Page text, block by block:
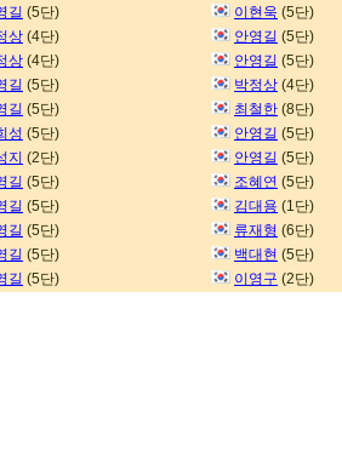
길 (5단) 이현욱 (5단)
상 (4단) 안영길 (5단)
상 (4단) 안영길 (5단)
길 (5단) 박정상 (4단)
길 (5단) 최철한 (8단)
성 (5단) 안영길 (5단)
지 (2단) 안영길 (5단)
길 (5단) 조혜연 (5단)
길 (5단) 김대용 (1단)
길 (5단) 류재형 (6단)
길 (5단) 백대현 (5단)
길 (5단) 이영구 (2단)